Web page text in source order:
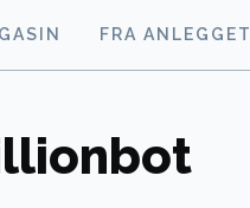
FRA ANLEGGET